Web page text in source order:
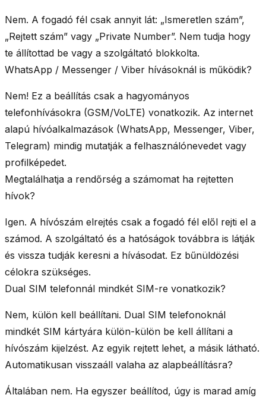
Nem. A fogadó fél csak annyit lát: „Ismeretlen szám”,
„Rejtett szám” vagy „Private Number”. Nem tudja hogy
te állítottad be vagy a szolgáltató blokkolta.
WhatsApp / Messenger / Viber hívásoknál is működik?
Nem! Ez a beállítás csak a hagyományos
telefonhívásokra (GSM/VoLTE) vonatkozik. Az internet
alapú hívóalkalmazások (WhatsApp, Messenger, Viber,
Telegram) mindig mutatják a felhasználónevedet vagy
profilképedet.
Megtalálhatja a rendőrség a számomat ha rejtetten
hívok?
Igen. A hívószám elrejtés csak a fogadó fél elől rejti el a
számod. A szolgáltató és a hatóságok továbbra is látják
és vissza tudják keresni a hívásodat. Ez bűnüldözési
célokra szükséges.
Dual SIM telefonnál mindkét SIM-re vonatkozik?
Nem, külön kell beállítani. Dual SIM telefonoknál
mindkét SIM kártyára külön-külön be kell állítani a
hívószám kijelzést. Az egyik rejtett lehet, a másik látható.
Automatikusan visszaáll valaha az alapbeállításra?
Általában nem. Ha egyszer beállítod, úgy is marad amíg